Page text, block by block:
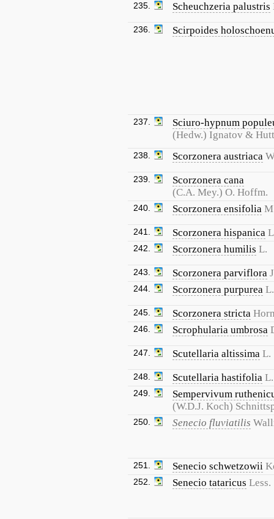
235. Scheuchzeria palustris
236. Scirpoides
237.
Sciuro-hypnum
(Hedw.) Ignatov &
238. Scorzonera austriaca
239.
Scorzonera cana
(C.A. Mey.) O. Hoffm.
240. Scorzonera ensifolia
241. Scorzonera hispanica
242. Scorzonera humilis L.
243. Scorzonera parviflora
244. Scorzonera purpurea L.
245. Scorzonera stricta
246. Scrophularia umbrosa
247. Scutellaria altissima L.
248. Scutellaria hastifolia L.
249.
Sempervivum
(W.D.J. Koch)
250. Senecio fluviatilis
251. Senecio schwetzowii
252. Senecio tataricus Less.